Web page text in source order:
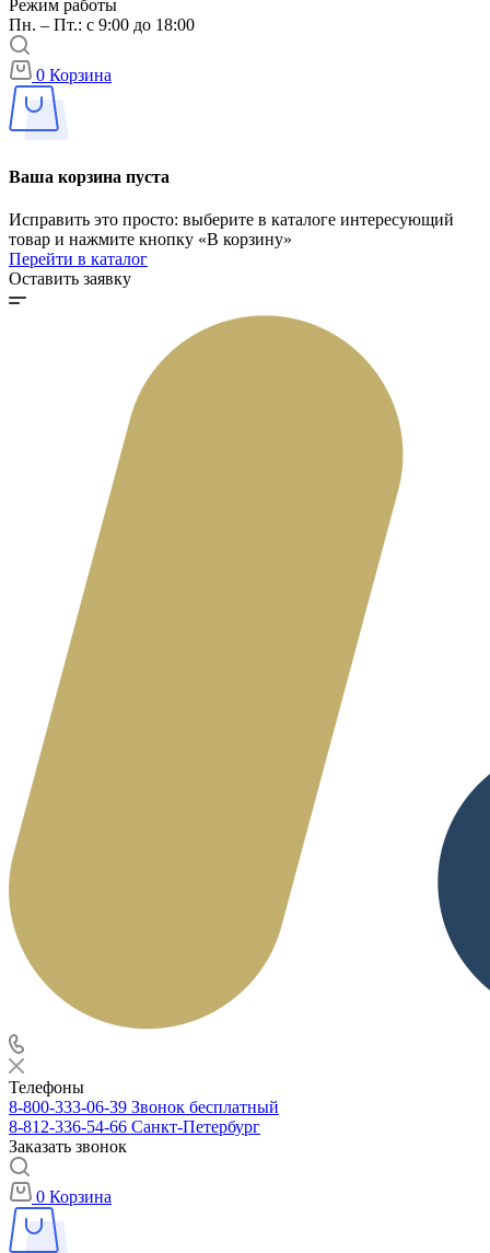
Режим работы
Пн. – Пт.: с 9:00 до 18:00
0 Корзина
Ваша корзина пуста
Исправить это просто: выберите в каталоге интересующий
товар и нажмите кнопку «В корзину»
Перейти в каталог
Оставить заявку
Телефоны
8-800-333-06-39 Звонок бесплатный
8-812-336-54-66 Санкт-Петербург
Заказать звонок
0 Корзина